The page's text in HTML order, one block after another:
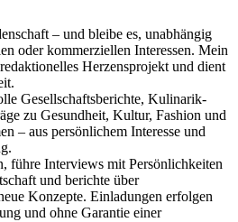
– und bleibe es, unabhängig
oder kommerziellen Interessen. Mein
Herzensprojekt und dient
Gesellschaftsberichte, Kulinarik-
zu Gesundheit, Kultur, Fashion und
– aus persönlichem Interesse und
führe Interviews mit Persönlichkeiten
und berichte über
Konzepte. Einladungen erfolgen
und ohne Garantie einer